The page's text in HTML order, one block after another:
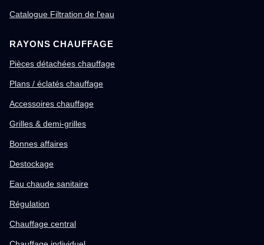
Catalogue Filtration de l'eau
RAYONS CHAUFFAGE
Pièces détachées chauffage
Plans / éclatés chauffage
Accessoires chauffage
Grilles & demi-grilles
Bonnes affaires
Destockage
Eau chaude sanitaire
Régulation
Chauffage central